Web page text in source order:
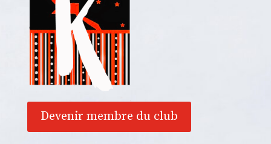
Devenir membre du club